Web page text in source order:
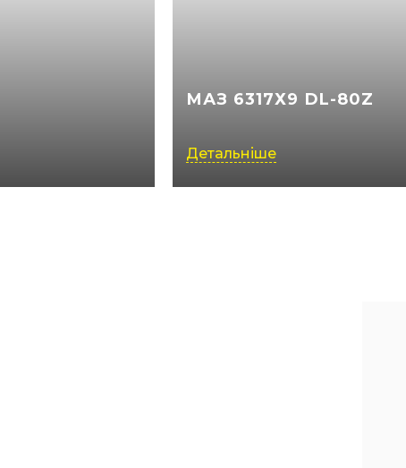
МАЗ 6317Х9 DL-80Z
Детальніше